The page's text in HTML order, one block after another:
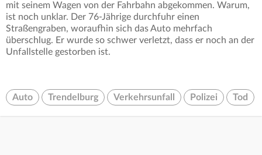
mit seinem Wagen von der Fahrbahn abgekommen. Warum,
ist noch unklar. Der 76-Jährige durchfuhr einen
Straßengraben, woraufhin sich das Auto mehrfach
überschlug. Er wurde so schwer verletzt, dass er noch an der
Unfallstelle gestorben ist.
Auto Trendelburg Verkehrsunfall Polizei Tod